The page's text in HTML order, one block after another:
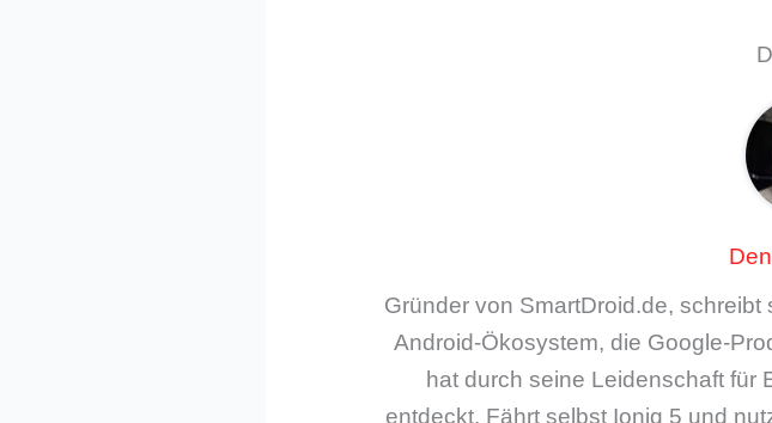
Gründer von SmartDroid.de,
Android-Ökosystem, die Google-
hat durch seine Leidenschaft für
entdeckt. Fährt selbst Ioniq 5 und